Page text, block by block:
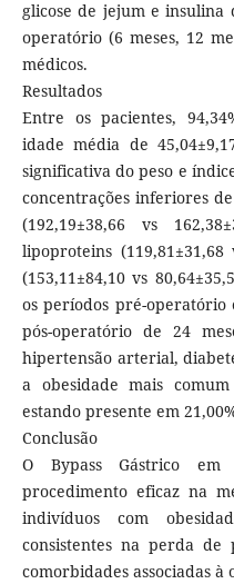
glicose de jejum e
operatório (6 meses, 12
médicos.
Resultados
Entre os pacientes,
idade média de
significativa do peso e
concentrações inferiores
(192,19±38,66 vs
lipoproteins
(153,11±84,10 vs
os períodos pré-operatório
pós-operatório de 24
hipertensão arterial,
a obesidade mais
estando presente em
Conclusão
O Bypass Gástrico em
procedimento eficaz na
indivíduos com
consistentes na perda de
comorbidades associadas à